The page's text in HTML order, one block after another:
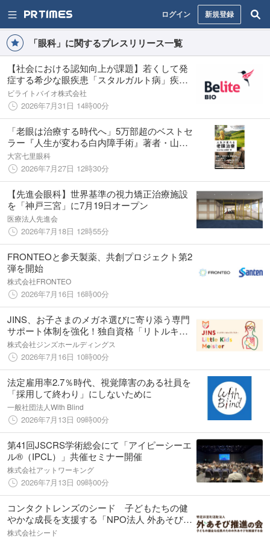
ログイン 新規登録
「眼科」に関するプレスリリース一覧
【社会における認知向上が課題】若くして発
症する希少な眼疾患「スタルガルト病」疾患
啓発事務局設立のお知らせ
ビライトバイオ株式会社
2026年7月31日 14時00分
「老眼は治療する時代へ」5万部超のベストセ
ラー『人生が変わる白内障手術』著者・山﨑
健一朗による9年ぶりの新刊『人生が変わる老
眼治療』が2026年8月3日に発売
大宮七里眼科
2026年7月27日 12時30分
【先進会眼科】世界基準の視力矯正治療施設
を「神戸三宮」に7月19日オープン
医療法人先進会
2026年7月18日 12時55分
FRONTEOと参天製薬、共創プロジェクト第2
弾を開始
株式会社FRONTEO
2026年7月16日 16時00分
JINS、お子さまのメガネ選びに寄り添う専門
サポート体制を強化！独自資格「リトルキッ
ズマイスター」保有スタッフ、未就学児向け
のフレームを246店舗へ拡充
株式会社ジンズホールディングス
2026年7月16日 10時00分
法定雇用率2.7％時代、視覚障害のある社員を
「採用して終わり」にしないために
一般社団法人With Blind
2026年7月13日 09時00分
第41回JSCRS学術総会にて「アイピーシーエ
ル®（IPCL）」共催セミナー開催
株式会社アットワーキング
2026年7月13日 09時00分
コンタクトレンズのシード 子どもたちの健
やかな成長を支援する「NPO法人 外あそび推
進の会」の賛助会員に
株式会社シード